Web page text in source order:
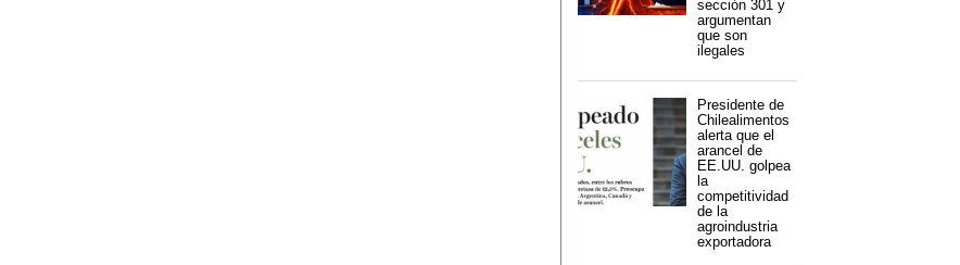
sección 301 y
argumentan
que son
ilegales
Presidente de
Chilealimentos
alerta que el
arancel de
EE.UU. golpea
la
competitividad
de la
agroindustria
exportadora